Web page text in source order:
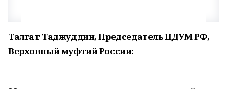
Талгат Таджуддин, Председатель ЦДУМ РФ,
Верховный муфтий России: